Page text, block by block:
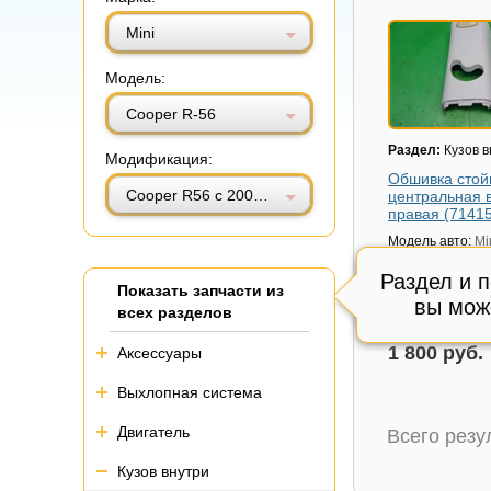
Mini
Модель:
Cooper R-56
Модификация:
Раздел и
вы
Показать запчасти из
всех разделов
Аксессуары
Выхлопная система
Двигатель
Кузов внутри
Раздел: Кузов
Обшивка
центральная
правая
Модель авто:
Артикул:
Состояние:
1 800 руб.
Всего